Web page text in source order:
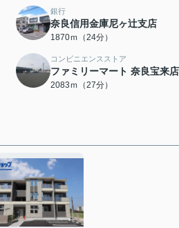
銀行
奈良信用金庫尼ヶ辻支店
1870ｍ（24分）
コンビニエンスストア
ファミリーマート 奈良宝来店
2083ｍ（27分）